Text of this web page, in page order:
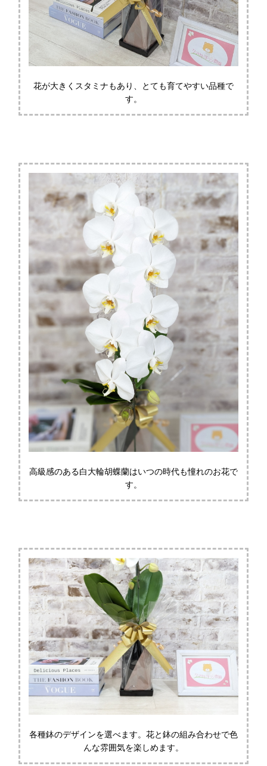
花が大きくスタミナもあり、とても育てやすい品種で
す。
高級感のある白大輪胡蝶蘭はいつの時代も憧れのお花で
す。
各種鉢のデザインを選べます。花と鉢の組み合わせで色
んな雰囲気を楽しめます。